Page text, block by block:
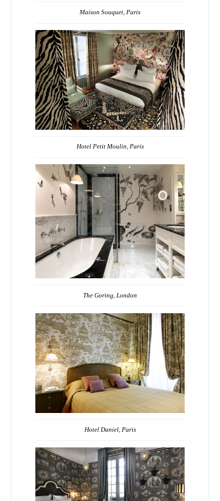
Maison Souquet, Paris
Hotel Petit Moulin, Paris
The Goring, London
Hotel Daniel, Paris